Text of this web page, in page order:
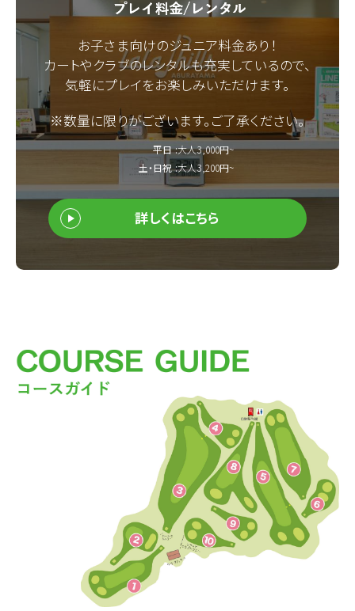
お子さま向けのジュニア料金あり！
カートやクラブのレンタルも充実しているので、
気軽にプレイをお楽しみいただけます。
※数量に限りがございます。ご了承ください。
平日 :大人3,000円~
土・日祝 :大人3,200円~
詳しくはこちら